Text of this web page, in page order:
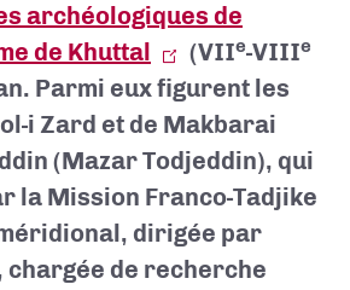
archéologiques de
de Khuttal
(VIIe-VIIIe
Parmi eux figurent les
i Zard et de Makbarai
(Mazar Todjeddin), qui
la Mission Franco-Tadjike
dirigée par
chargée de recherche